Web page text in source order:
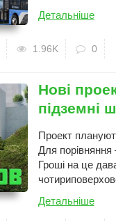
Детальніше
1.96K 0
Нові
підземні
Проект
Для
Гроші на це
Детальніше